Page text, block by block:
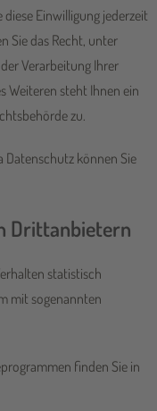
Einwilligung jederzeit
Sie das Recht, unter
Verarbeitung Ihrer
Weiteren steht Ihnen ein
zu.
Datenschutz können Sie
Dritt­anbietern
statistisch
mit sogenannten
finden Sie in